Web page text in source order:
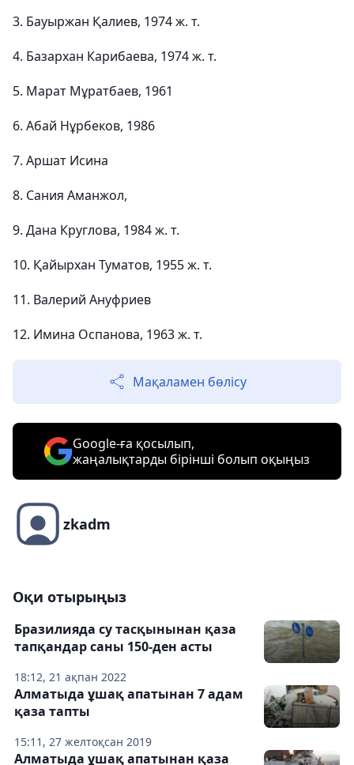
3. Бауыржан Қалиев, 1974 ж. т.
4. Базархан Карибаева, 1974 ж. т.
5. Марат Мұратбаев, 1961
6. Абай Нұрбеков, 1986
7. Аршат Исина
8. Сания Аманжол,
9. Дана Круглова, 1984 ж. т.
10. Қайырхан Туматов, 1955 ж. т.
11. Валерий Ануфриев
12. Имина Оспанова, 1963 ж. т.
Мақаламен бөлісу
Google-ға қосылып,
жаңалықтарды бірінші болып оқыңыз
zkadm
Оқи отырыңыз
18:12, 21 ақпан 2022
Бразилияда су тасқынынан қаза
тапқандар саны 150-ден асты
15:11, 27 желтоқсан 2019
Алматыда ұшақ апатынан 7 адам
қаза тапты
Алматыда ұшақ апатынан қаза